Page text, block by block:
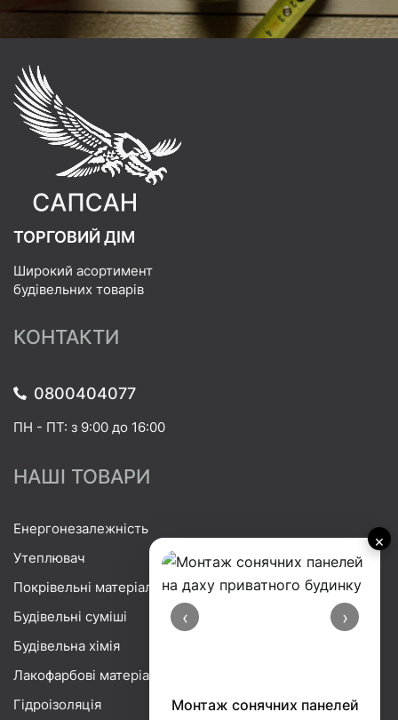
×
‹ ›
Монтаж сонячних панелей
ТОРГОВИЙ ДІМ
Широкий асортимент
будівельних товарів
КОНТАКТИ
0800404077
ПН - ПТ: з 9:00 до 16:00
НАШІ ТОВАРИ
Енергонезалежність
Утеплювач
Покрівельні матеріали
Будівельні суміші
Будівельна хімія
Лакофарбові матеріали
Гідроізоляція